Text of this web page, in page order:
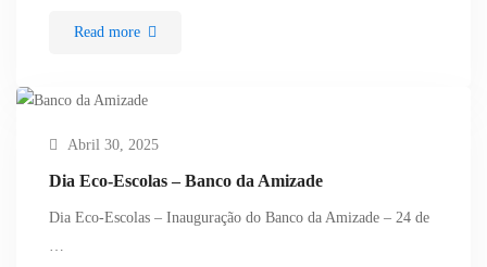
Read more
Abril 30, 2025
Dia Eco-Escolas – Banco da Amizade
Dia Eco-Escolas – Inauguração do Banco da Amizade – 24 de
…